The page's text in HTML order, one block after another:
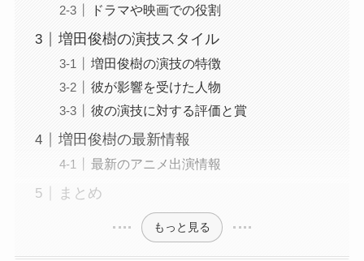
ドラマや映画での役割
増田俊樹の演技スタイル
増田俊樹の演技の特徴
彼が影響を受けた人物
彼の演技に対する評価と賞
増田俊樹の最新情報
最新のアニメ出演情報
まとめ
もっと見る